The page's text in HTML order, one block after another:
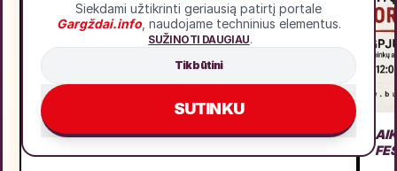
AVS NINDZĖ LIETUVA 2026 3 ETAPAS
Siekdami užtikrinti geriausią patirtį portale
Gargždai.info, naudojame techninius elementus.
SUŽINOTI DAUGIAU.
Tik būtini
SUTINKU